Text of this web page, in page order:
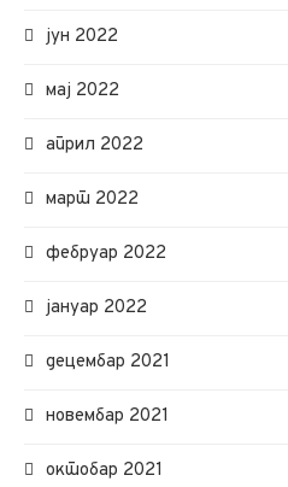
јун 2022
мај 2022
април 2022
март 2022
фебруар 2022
јануар 2022
децембар 2021
новембар 2021
октобар 2021